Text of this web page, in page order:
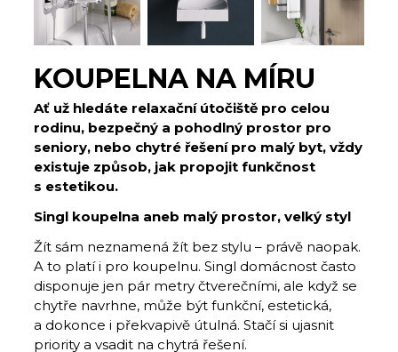
KOUPELNA NA MÍRU
Ať už hledáte relaxační útočiště pro celou
rodinu, bezpečný a pohodlný prostor pro
seniory, nebo chytré řešení pro malý byt, vždy
existuje způsob, jak propojit funkčnost
s estetikou.
Singl koupelna aneb malý prostor, velký styl
Žít sám neznamená žít bez stylu – právě naopak.
A to platí i pro koupelnu. Singl domácnost často
disponuje jen pár metry čtverečními, ale když se
chytře navrhne, může být funkční, estetická,
a dokonce i překvapivě útulná. Stačí si ujasnit
priority a vsadit na chytrá řešení.